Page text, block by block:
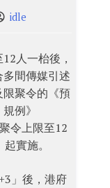
idle
人一枱後，
間傳媒引述
聚令的《預
例》
令上限至12
實施。
」後，港府